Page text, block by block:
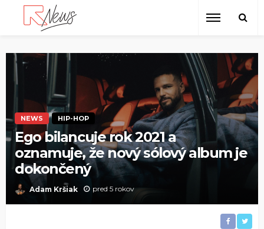
NEWS HIP-HOP
Ego bilancuje rok 2021 a
oznamuje, že nový sólový album je
dokončený
Adam Kršiak pred 5 rokov